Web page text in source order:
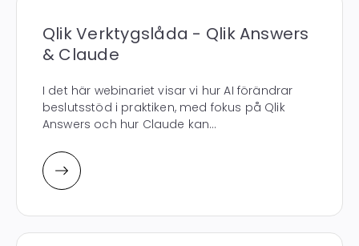
Qlik Verktygslåda - Qlik Answers
& Claude
I det här webinariet visar vi hur AI förändrar
beslutsstöd i praktiken, med fokus på Qlik
Answers och hur Claude kan...